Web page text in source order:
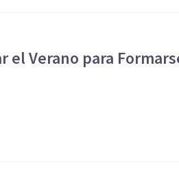
el Verano para